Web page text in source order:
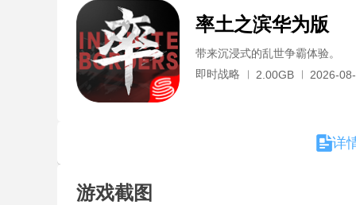
率土之滨华为版
带来沉浸式的乱世争霸体验。
即时战略
2.00GB 2026-
详
游戏截图